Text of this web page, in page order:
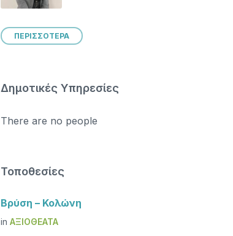
ΠΕΡΙΣΣΟΤΕΡΑ
Δημοτικές Υπηρεσίες
There are no people
Τοποθεσίες
Βρύση – Κολώνη
inΑΞΙΟΘΈΑΤΑ